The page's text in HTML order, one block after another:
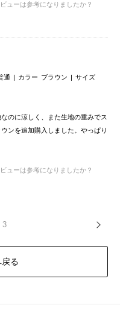
ューは参考になりましたか？
通 カラー ブラウン
サイズ
のに涼しく、また生地の重みでス
ンを追加購入しました。やっぱり
ューは参考になりましたか？
3
る